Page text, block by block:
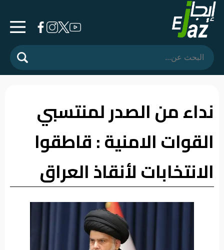
الرئيسية
المشهد
فرشة
الأسواق
وموقف
الفيديوهات
نداء من الصدر لمنتسبي
القوات الامنية : قاطقوا
الانتخابات لأنقاذ العراق